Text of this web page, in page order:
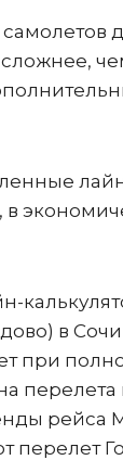
в
в
при
перелета
рейса
перелет